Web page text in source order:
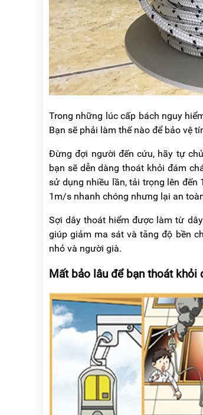
Trong những lúc cấp bách nguy
Bạn sẽ phải làm thế nào để bảo vệ
Đừng đợi người đến cứu, hãy tự
bạn sẽ dễn dàng thoát khỏi đám
sử dụng nhiều lần, tải trọng lên đến
1m/s nhanh chóng nhưng lại an
Sợi dây thoát hiểm được làm từ
giúp giảm ma sát và tăng độ bền
nhỏ và người già.
Mất bảo lâu để bạn thoát khỏi